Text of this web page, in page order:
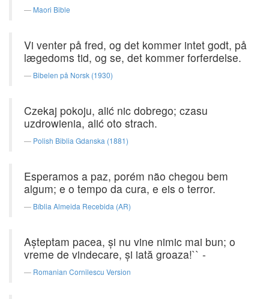
Maori Bible
Vi venter på fred, og det kommer intet godt, på
lægedoms tid, og se, det kommer forferdelse.
Bibelen på Norsk (1930)
Czekaj pokoju, alić nic dobrego; czasu
uzdrowienia, alić oto strach.
Polish Biblia Gdanska (1881)
Esperamos a paz, porém não chegou bem
algum; e o tempo da cura, e eis o terror.
Bíblia Almeida Recebida (AR)
Aşteptam pacea, şi nu vine nimic mai bun; o
vreme de vindecare, şi iată groaza!`` -
Romanian Cornilescu Version